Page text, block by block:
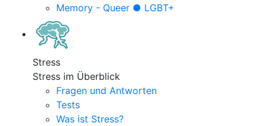
Memory - Queer ● LGBT+
Stress
Stress im Überblick
Fragen und Antworten
Tests
Was ist Stress?